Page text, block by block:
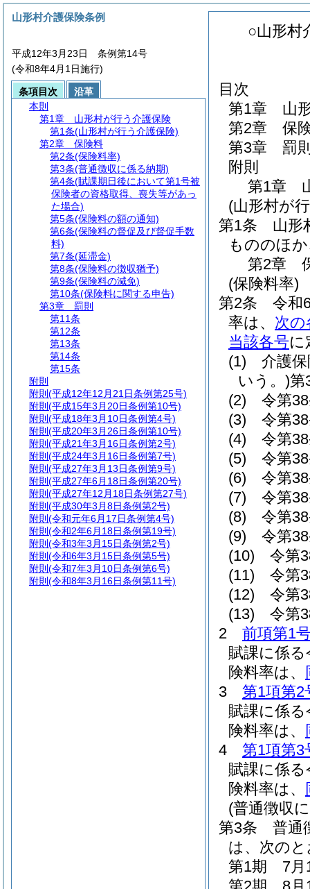
○山形村
目次
第1章
山
第2章
保
第3章
罰
附則
第1章
(山形村が
第1条
山形
もののほ
第2章
(保険料率)
第2条
令和
率は、 次の
当該各号に
(1)
介護
いう。)第
(2)
令第
(3)
令第
(4)
令第
(5)
令第
(6)
令第
(7)
令第
(8)
令第
(9)
令第
(10)
令第
(11)
令第
(12)
令第
(13)
令第
2
前項第1
賦課に係
険料率は、
3
第1項第2
賦課に係
険料率は、
4
第1項第3
賦課に係
険料率は、
(普通徴収
第3条
普通
は、次の
第1期 7月
山形村介護保険条例
平成12年3月23日 条例第14号
(令和8年4月1日施行)
条項目次
沿革
本則
第1章
山形村が行う介護保険
第1条(山形村が行う介護保険)
第2章
保険料
第2条(保険料率)
第3条(普通徴収に係る納期)
第4条(賦課期日後において第1号被
保険者の資格取得、喪失等があっ
た場合)
第5条(保険料の額の通知)
第6条(保険料の督促及び督促手数
料)
第7条(延滞金)
第8条(保険料の徴収猶予)
第9条(保険料の減免)
第10条(保険料に関する申告)
第3章
罰則
第11条
第12条
第13条
第14条
第15条
附則
附則 (平成12年12月21日条例第25号)
附則 (平成15年3月20日条例第10号)
附則 (平成18年3月10日条例第4号)
附則 (平成20年3月26日条例第10号)
附則 (平成21年3月16日条例第2号)
附則 (平成24年3月16日条例第7号)
附則 (平成27年3月13日条例第9号)
附則 (平成27年6月18日条例第20号)
附則 (平成27年12月18日条例第27号)
附則 (平成30年3月8日条例第2号)
附則 (令和元年6月17日条例第4号)
附則 (令和2年6月18日条例第19号)
附則 (令和3年3月15日条例第2号)
附則 (令和6年3月15日条例第5号)
附則 (令和7年3月10日条例第6号)
附則 (令和8年3月16日条例第11号)